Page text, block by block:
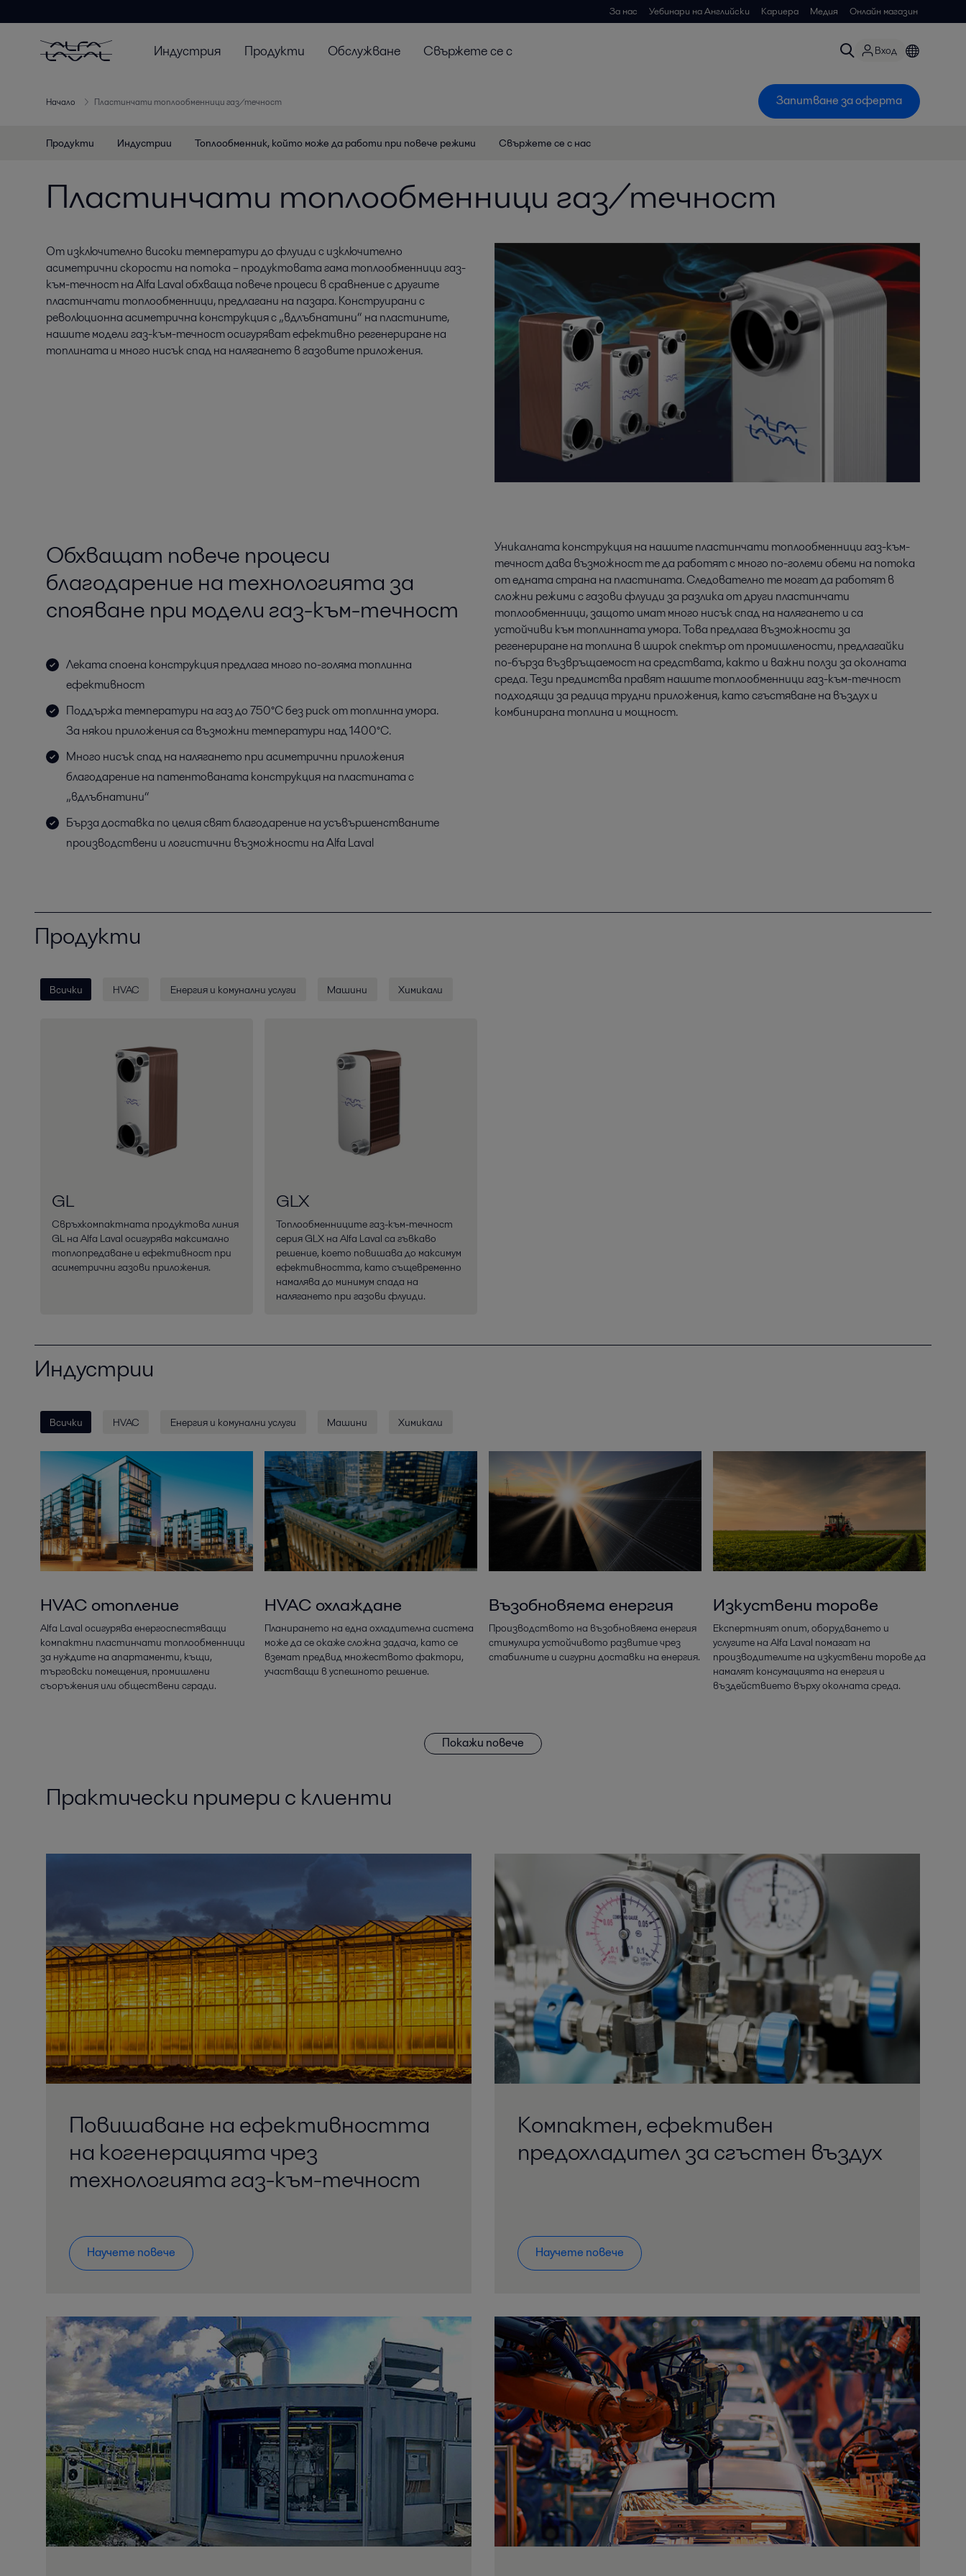
За нас Уебинари на Английски Кариера Медия Онлайн магазин
Индустрия Продукти Обслужване Свържете се с Вход
Начало Пластинчати топлообменници газ/течност Запитване за оферта
Продукти Индустрии Топлообменник, който може да работи при повече режими Свържете се с нас
Пластинчати топлообменници газ/течност
От изключително високи температури до флуиди с изключително
асиметрични скорости на потока – продуктовата гама топлообменници газ-
към-течност на Alfa Laval обхваща повече процеси в сравнение с другите
пластинчати топлообменници, предлагани на пазара. Конструирани с
революционна асиметрична конструкция с „вдлъбнатини“ на пластините,
нашите модели газ-към-течност осигуряват ефективно регенериране на
топлината и много нисък спад на налягането в газовите приложения.
Обхващат повече процеси
благодарение на технологията за
спояване при модели газ-към-течност
Леката споена конструкция предлага много по-голяма топлинна
ефективност
Поддържа температури на газ до 750°C без риск от топлинна умора.
За някои приложения са възможни температури над 1400°C.
Много нисък спад на налягането при асиметрични приложения
благодарение на патентованата конструкция на пластината с
„вдлъбнатини“
Бърза доставка по целия свят благодарение на усъвършенстваните
производствени и логистични възможности на Alfa Laval
Уникалната конструкция на нашите пластинчати топлообменници газ-към-
течност дава възможност те да работят с много по-големи обеми на потока
от едната страна на пластината. Следователно те могат да работят в
сложни режими с газови флуиди за разлика от други пластинчати
топлообменници, защото имат много нисък спад на налягането и са
устойчиви към топлинната умора. Това предлага възможности за
регенериране на топлина в широк спектър от промишлености, предлагайки
по-бърза възвръщаемост на средствата, както и важни ползи за околната
среда. Тези предимства правят нашите топлообменници газ-към-течност
подходящи за редица трудни приложения, като сгъстяване на въздух и
комбинирана топлина и мощност.
Продукти
Всички HVAC Енергия и комунални услуги Машини Химикали
GL
Свръхкомпактната продуктова линия
GL на Alfa Laval осигурява максимално
топлопредаване и ефективност при
асиметрични газови приложения.
GLX
Топлообменниците газ-към-течност
серия GLX на Alfa Laval са гъвкаво
решение, което повишава до максимум
ефективността, като същевременно
намалява до минимум спада на
налягането при газови флуиди.
Индустрии
Всички HVAC Енергия и комунални услуги Машини Химикали
HVAC отопление
Alfa Laval осигурява енергоспестяващи
компактни пластинчати топлообменници
за нуждите на апартаменти, къщи,
търговски помещения, промишлени
съоръжения или обществени сгради.
HVAC охлаждане
Планирането на една охладителна система
може да се окаже сложна задача, като се
вземат предвид множеството фактори,
участващи в успешното решение.
Възобновяема енергия
Производството на възобновяема енергия
стимулира устойчивото развитие чрез
стабилните и сигурни доставки на енергия.
Изкуствени торове
Експертният опит, оборудването и
услугите на Alfa Laval помагат на
производителите на изкуствени торове да
намалят консумацията на енергия и
въздействието върху околната среда.
Покажи повече
Практически примери с клиенти
Повишаване на ефективността
на когенерацията чрез
технологията газ-към-течност
Научете повече
Компактен, ефективен
предохладител за сгъстен въздух
Научете повече